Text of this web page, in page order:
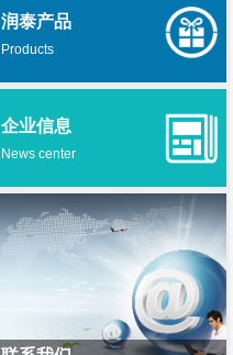
润泰产品
Products
企业信息
News center